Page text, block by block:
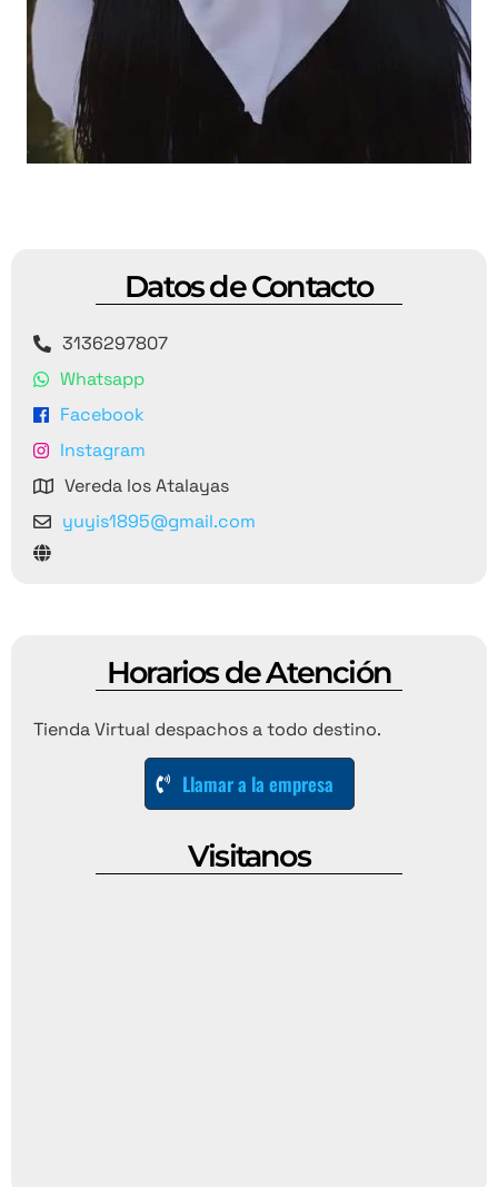
Datos de Contacto
3136297807
Whatsapp
Facebook
Instagram
Vereda los Atalayas
yuyis1895@gmail.com
Horarios de Atención
Tienda Virtual despachos a todo destino.
Llamar a la empresa
Visitanos